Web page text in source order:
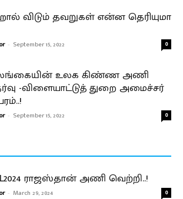
விடும் தவறுகள் என்ன தெரியுமா
- September 15, 2022 0
உலக கிண்ண அணி
-விளையாட்டுத் துறை அமைச்சர்
- September 15, 2022 0
ராஜஸ்தான் அணி வெற்றி..!
- March 29, 2024 0